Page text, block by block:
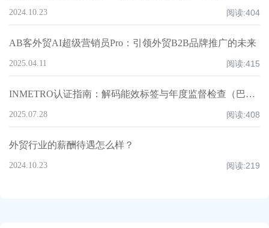
2024.10.23 阅读:404
AB客外贸AI超级营销员Pro：引领外贸B2B品牌推广的未来
2025.04.11 阅读:415
INMETRO认证指南：解码能效标签与年度监督检查（巴西）
2025.07.28 阅读:408
外贸行业的薪酬待遇怎么样？
2024.10.23 阅读:219